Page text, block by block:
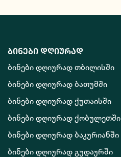
ბინები დღიურად
ბინები დღიურად თბილისში
ბინები დღიურად ბათუმში
ბინები დღიურად ქუთაისში
ბინები დღიურად ქობულეთში
ბინები დღიურად ბაკურიანში
ბინები დღიურად გუდაურში